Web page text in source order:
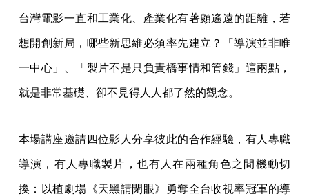
台灣電影一直和工業化、產業化有著頗遙遠的距離，若
想開創新局，哪些新思維必須率先建立？「導演並非唯
一中心」、「製片不是只負責橋事情和管錢」這兩點，
就是非常基礎、卻不見得人人都了然的觀念。
本場講座邀請四位影人分享彼此的合作經驗，有人專職
導演，有人專職製片，也有人在兩種角色之間機動切
換：以植劇場《天黑請閉眼》勇奪全台收視率冠軍的導